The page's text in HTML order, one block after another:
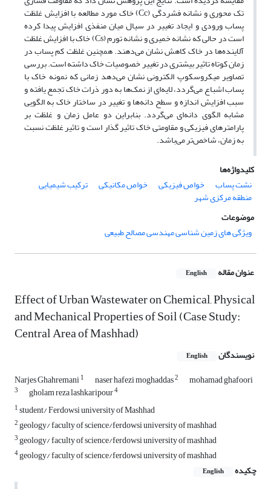
تک محوری و نشانه فشردگی (Cc) خاک مورد مطالعه با افزایش غلظت
پساب ورودی و ایجاد تغییر در سیال میان منفذی افزایش پیدا کرده
است در حالی که نشانه خمیری و نشانه تورم (Cs) خاک با افزایش غلظت
آلاینده‌ها در خاک کاهش نشان می‌دهند. همچنین غلظت کم پساب در
زمان کوتاه تاثیر بیشتری در تغییر خصوصیات خاک داشته است. بررسی
تصاویر میکروسکوپ الکترونی نشان می‌دهد زمانی که نمونه خاک با
پساب اشباع می‌گردد، لایه‌ای از نمک‌ها به دور ذرات خاک تجمع یافته و
سبب افزایش اندازه و سطح دانه‌ها و تغییر در ساختار خاک به الگویی
مشابه الگوی دانه‌ای می‌گردد. بنابراین دو عامل زمان و غلظت بر
پارامترهای فیزیکی و مقاومتی خاک تاثیر گذار است و تاثیر غلظت نسبت
به زمان، شاخص‌تر می‌باشد.
کلیدواژه‌ها
نشت پساب
خواص فیزیکی خواص مکانیکی ترکیب شیمیایی
منطقه مرکزی شهر
موضوعات
ویژگی های زمین شناسی مهندسی مصالح طبیعی
عنوان مقاله English
Effect of Urban Wastewater on Chemical, Physical
and Mechanical Properties of Soil (Case Study:
Central Area of Mashhad)
نویسندگان English
Narjes Ghahremani1 naser hafezi moghaddas2 mohamad ghafoori
3 gholam reza lashkaripour4
1student/ Ferdowsi university of Mashhad
2geology/ faculty of science/ferdowsi university of mashhad
3geology/ faculty of science/ferdowsi university of mashhad
4geology/ faculty of science/ferdowsi university of mashhad
چکیده
English